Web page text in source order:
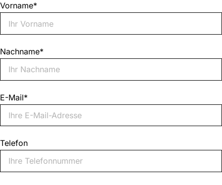
Vorname*
Nachname*
E-Mail*
Telefon